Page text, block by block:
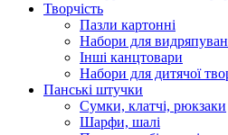
Творчість
Пазли картонні
Набори для
Інші канцтовари
Набори для дитячої
Панські штучки
Сумки, клатчі, рюкзаки
Шарфи, шалі